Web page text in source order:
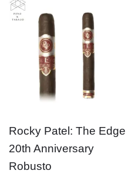
Rocky Patel: The Edge
20th Anniversary
Robusto